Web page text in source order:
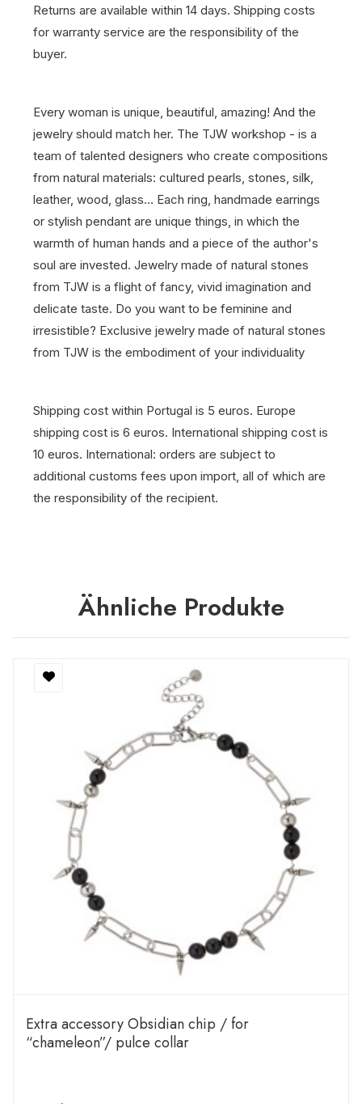
Returns are available within 14 days. Shipping costs
for warranty service are the responsibility of the
buyer.
Every woman is unique, beautiful, amazing! And the
jewelry should match her. The TJW workshop - is a
team of talented designers who create compositions
from natural materials: cultured pearls, stones, silk,
leather, wood, glass… Each ring, handmade earrings
or stylish pendant are unique things, in which the
warmth of human hands and a piece of the author's
soul are invested. Jewelry made of natural stones
from TJW is a flight of fancy, vivid imagination and
delicate taste. Do you want to be feminine and
irresistible? Exclusive jewelry made of natural stones
from TJW is the embodiment of your individuality
Shipping cost within Portugal is 5 euros. Europe
shipping cost is 6 euros. International shipping cost is
10 euros. International: orders are subject to
additional customs fees upon import, all of which are
the responsibility of the recipient.
Ähnliche Produkte
Extra accessory Obsidian chip / for
“chameleon”/ pulce collar